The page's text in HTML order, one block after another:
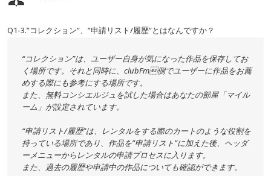
Q1-3.”コレクション”、”申請リスト/履歴”とはなんですか？
“コレクション”は、ユーザー自身が気になった作品を保存してお
く場所です。それと同時に、clubFm側でユーザーに作品をお薦
めする際にも参考にする場所です。
また、無料コンシエルジュを試した場合はあなたの部屋「マイル
ーム」が設定されています。
“申請リスト/履歴”は、レンタルをする際のカートのような役割を
持っている場所であり、作品を”申請リスト”に加えた後、ヘッダ
ーメニューからレンタルの申請プロセスに入ります。
また、過去の履歴や申請中の作品についても確認ができます。